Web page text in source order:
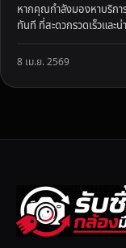
หากคุณกำลังมองหาบริก
ทันที ที่สะดวกรวดเร็วแล
8 เม.ย. 2569